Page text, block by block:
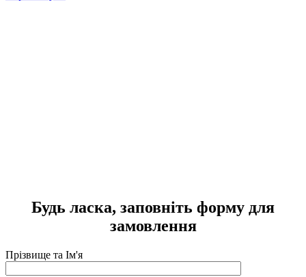
Будь ласка, заповніть форму для
замовлення
Прізвище та Ім'я